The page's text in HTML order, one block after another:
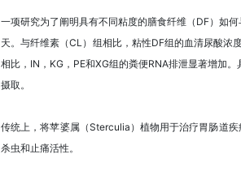
一项研究为了阐明具有不同粘度的膳食纤维（DF）如
天。与纤维素（CL）组相比，粘性DF组的血清尿酸浓
相比，IN，KG，PE和XG组的粪便RNA排泄显著增加
摄取。
传统上，将苹婆属（Sterculia）植物用于治疗胃肠道
杀虫和止痛活性。